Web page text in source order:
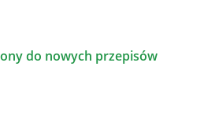
do nowych przepisów